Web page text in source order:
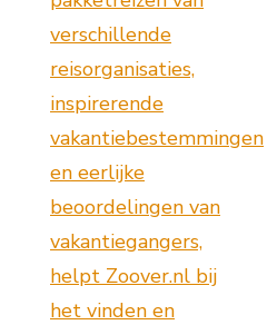
verschillende
reisorganisaties,
inspirerende
vakantiebestemmingen
en eerlijke
beoordelingen van
vakantiegangers,
helpt Zoover.nl bij
het vinden en